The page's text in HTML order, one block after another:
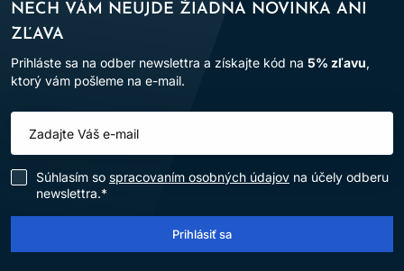
NECH VÁM NEUJDE ŽIADNA NOVINKA ANI
ZĽAVA
Prihláste sa na odber newslettra a získajte kód na 5% zľavu,
ktorý vám pošleme na e-mail.
Súhlasím so spracovaním osobných údajov na účely odberu
newslettra.*
Prihlásiť sa